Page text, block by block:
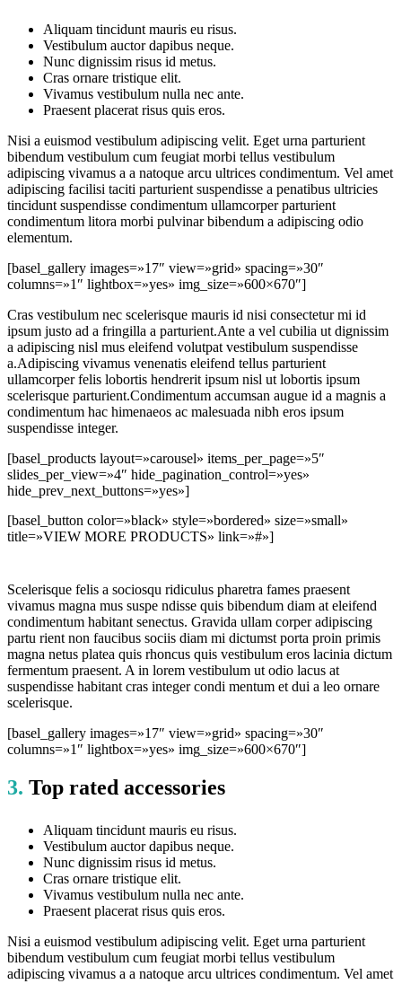
Aliquam tincidunt mauris eu risus.
Vestibulum auctor dapibus neque.
Nunc dignissim risus id metus.
Cras ornare tristique elit.
Vivamus vestibulum nulla nec ante.
Praesent placerat risus quis eros.
Nisi a euismod vestibulum adipiscing velit. Eget urna parturient
bibendum vestibulum cum feugiat morbi tellus vestibulum
adipiscing vivamus a a natoque arcu ultrices condimentum. Vel amet
adipiscing facilisi taciti parturient suspendisse a penatibus ultricies
tincidunt suspendisse condimentum ullamcorper parturient
condimentum litora morbi pulvinar bibendum a adipiscing odio
elementum.
[basel_gallery images=»17″ view=»grid» spacing=»30″
columns=»1″ lightbox=»yes» img_size=»600×670″]
Cras vestibulum nec scelerisque mauris id nisi consectetur mi id
ipsum justo ad a fringilla a parturient.Ante a vel cubilia ut dignissim
a adipiscing nisl mus eleifend volutpat vestibulum suspendisse
a.Adipiscing vivamus venenatis eleifend tellus parturient
ullamcorper felis lobortis hendrerit ipsum nisl ut lobortis ipsum
scelerisque parturient.Condimentum accumsan augue id a magnis a
condimentum hac himenaeos ac malesuada nibh eros ipsum
suspendisse integer.
[basel_products layout=»carousel» items_per_page=»5″
slides_per_view=»4″ hide_pagination_control=»yes»
hide_prev_next_buttons=»yes»]
[basel_button color=»black» style=»bordered» size=»small»
title=»VIEW MORE PRODUCTS» link=»#»]
Scelerisque felis a sociosqu ridiculus pharetra fames praesent
vivamus magna mus suspe ndisse quis bibendum diam at eleifend
condimentum habitant senectus. Gravida ullam corper adipiscing
partu rient non faucibus sociis diam mi dictumst porta proin primis
magna netus platea quis rhoncus quis vestibulum eros lacinia dictum
fermentum praesent. A in lorem vestibulum ut odio lacus at
suspendisse habitant cras integer condi mentum et dui a leo ornare
scelerisque.
[basel_gallery images=»17″ view=»grid» spacing=»30″
columns=»1″ lightbox=»yes» img_size=»600×670″]
3. Top rated accessories
Aliquam tincidunt mauris eu risus.
Vestibulum auctor dapibus neque.
Nunc dignissim risus id metus.
Cras ornare tristique elit.
Vivamus vestibulum nulla nec ante.
Praesent placerat risus quis eros.
Nisi a euismod vestibulum adipiscing velit. Eget urna parturient
bibendum vestibulum cum feugiat morbi tellus vestibulum
adipiscing vivamus a a natoque arcu ultrices condimentum. Vel amet